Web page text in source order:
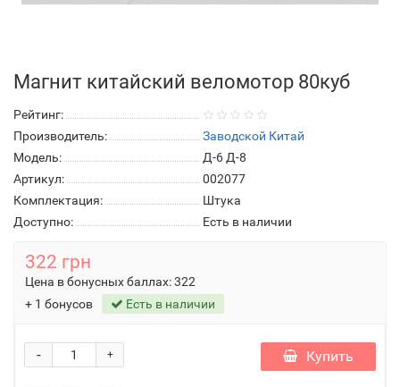
Магнит китайский веломотор 80куб
Рейтинг:
Производитель:
Заводской Китай
Модель:
Д-6 Д-8
Артикул:
002077
Комплектация:
Штука
Доступно:
Есть в наличии
322 грн
Цена в бонусных баллах:322
+ 1 бонусов
Есть в наличии
+
- Купить